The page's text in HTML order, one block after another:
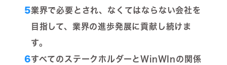
5業界で必要とされ、なくてはならない会社を
目指して、業界の進歩発展に貢献し続けま
す。
6すべてのステークホルダーとWinWInの関係